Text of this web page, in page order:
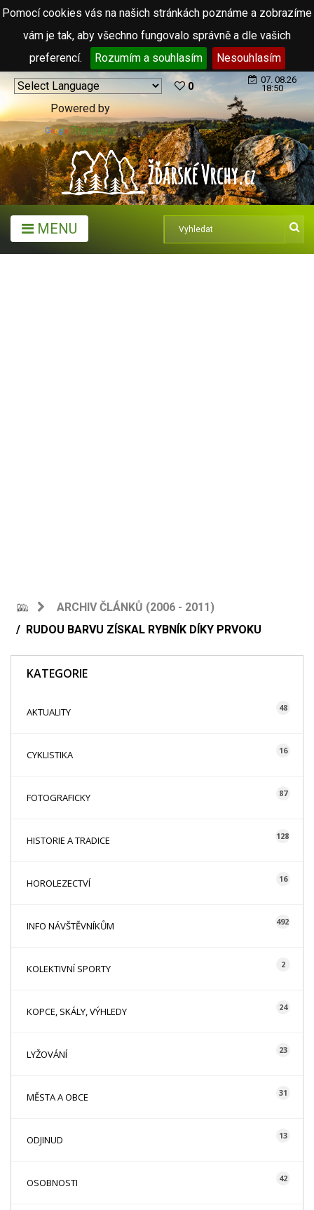
Pomocí cookies vás na našich stránkách poznáme a zobrazíme
vám je tak, aby všechno fungovalo správně a dle vašich
preferencí.
Rozumím a souhlasím Nesouhlasím
Powered by
Translate
0
07. 08.26
18:50
MENU
ARCHIV ČLÁNKŮ (2006 - 2011)
RUDOU BARVU ZÍSKAL RYBNÍK DÍKY PRVOKU
KATEGORIE
AKTUALITY 48
CYKLISTIKA 16
FOTOGRAFICKY 87
HISTORIE A TRADICE 128
HOROLEZECTVÍ 16
INFO NÁVŠTĚVNÍKŮM 492
KOLEKTIVNÍ SPORTY 2
KOPCE, SKÁLY, VÝHLEDY 24
LYŽOVÁNÍ 23
MĚSTA A OBCE 31
ODJINUD 13
OSOBNOSTI 42